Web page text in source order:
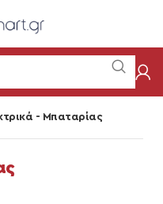
- Μπαταρίας